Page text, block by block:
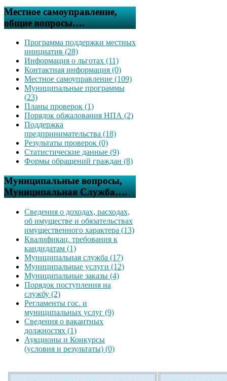
Местное самоуправление,
общие вопросы….
Программа поддержки местных
инициатив (28)
Информация о льготах (11)
Контактная информация (0)
Местное самоуправление (109)
Муниципальные программы
(23)
Планы проверок (1)
Порядок обжалования НПА (2)
Поддержка
предпринимательства (18)
Результаты проверок (0)
Статистические данные (9)
Формы обращений граждан (8)
Муниципальные вопросы,
Муниципальная Служба….
Сведения о доходах, расходах,
об имуществе и обязательствах
имущественного характера (13)
Квалификац. требования к
кандидатам (1)
Муниципальная служба (17)
Муниципальные услуги (12)
Муниципальные заказы (4)
Порядок поступления на
службу (2)
Регламенты гос. и
муниципальных услуг (9)
Сведения о вакантных
должностях (1)
Аукционы и Конкурсы
(условия и результаты) (0)